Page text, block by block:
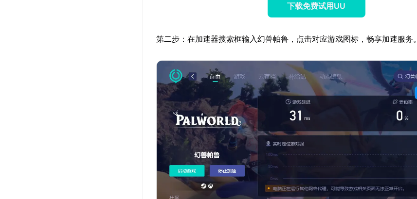
下载免费试用UU
第二步：在加速器搜索框输入幻兽帕鲁，点击对应游戏图标，畅享加速服务。